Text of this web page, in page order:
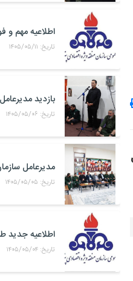
تاریخ: ۱۴۰۵/۰۵/۱۱
تاریخ: ۱۴۰۵/۰۵/۰۶
تاریخ: ۱۴۰۵/۰۵/۰۵
تاریخ: ۱۴۰۵/۰۵/۰۴